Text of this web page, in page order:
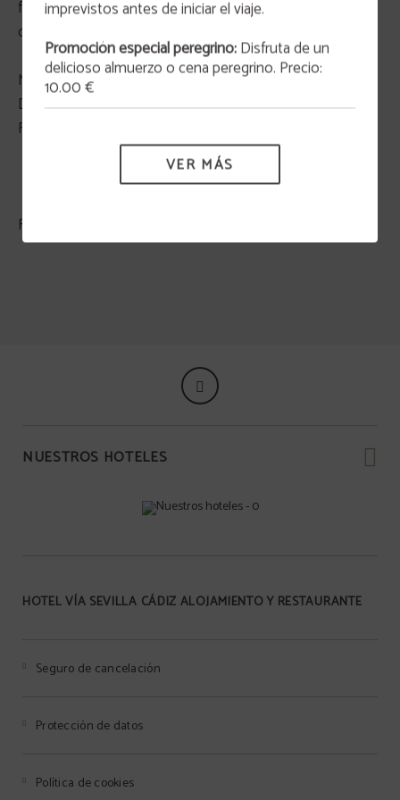
firma del presente documento, usted presta su
consentimiento para poder realizar dicho tratamiento
Nombre:
DNI:
Fecha:
Firmado:
NUESTROS HOTELES
HOTEL VÍA SEVILLA CÁDIZ ALOJAMIENTO Y RESTAURANTE
Seguro de cancelación
Protección de datos
Política de cookies
imprevistos antes de iniciar el viaje.
Promoción especial peregrino:Disfruta de un
delicioso almuerzo o cena peregrino. Precio:
10.00 €
VER MÁS